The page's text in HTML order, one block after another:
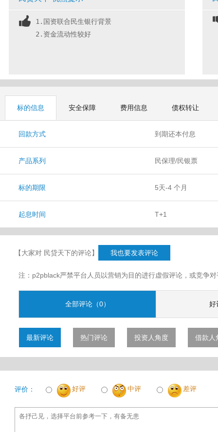
1.国资联合民生银行背景
2.资金流动性较好
标的信息 安全保障 费用信息 债权转让
回款方式 到期还本付息
产品系列 民保理/民银票
标的期限 5天-4 个月
起息时间 T+1
【大家对 民贷天下的评论】 我也要发表评论
注：p2pblack严禁平台人员以营销为目的进行虚假评论，或竞争
全部评论（0） 好
最新评论 热门评论 投资人角度 借款人
评价： 好评 中评 差评